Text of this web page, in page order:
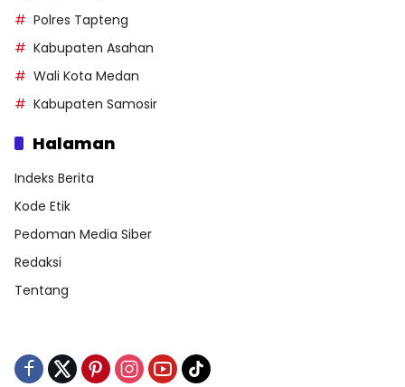
Polres Tapteng
Kabupaten Asahan
Wali Kota Medan
Kabupaten Samosir
Halaman
Indeks Berita
Kode Etik
Pedoman Media Siber
Redaksi
Tentang